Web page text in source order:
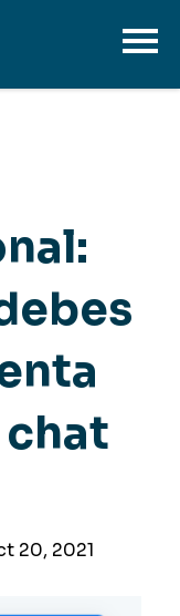
chat
20, 2021